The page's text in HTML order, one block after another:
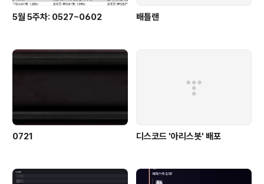
5월 5주차: 0527~0602 배틀랜
0721 디스코드 '아리스봇' 배포